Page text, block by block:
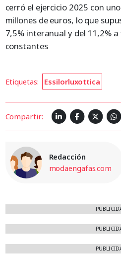
cerró el ejercicio 2025 con
millones de euros, lo que
7,5% interanual y del 11,2%
constantes
Etiquetas: Essilorluxottica
Compartir:
Redacción
modaengafas.com